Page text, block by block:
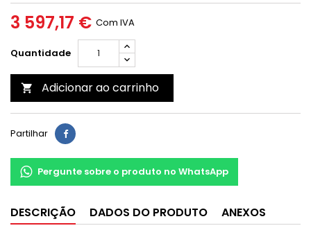
3 597,17 € Com IVA
Quantidade
 Adicionar ao carrinho
Partilhar
Pergunte sobre o produto no WhatsApp
DESCRIÇÃO DADOS DO PRODUTO ANEXOS